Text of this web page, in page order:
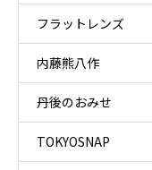
フラットレンズ
内藤熊八作
丹後のおみせ
TOKYOSNAP